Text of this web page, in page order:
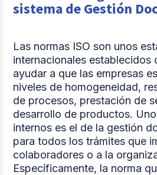
sistema de Gestión
Las normas ISO son unos
internacionales establecidos
ayudar a que las empresas
niveles de homogeneidad,
de procesos, prestación de
desarrollo de productos.
internos es el de la gestión
para todos los trámites que
colaboradores o a la
Específicamente, la norma